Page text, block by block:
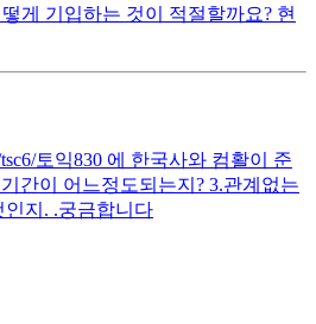
게 기입하는 것이 적절할까요? 현
토익830 에 한국사와 컴활이 준
간이 어느정도되는지? 3.관계없는
지. .궁금합니다